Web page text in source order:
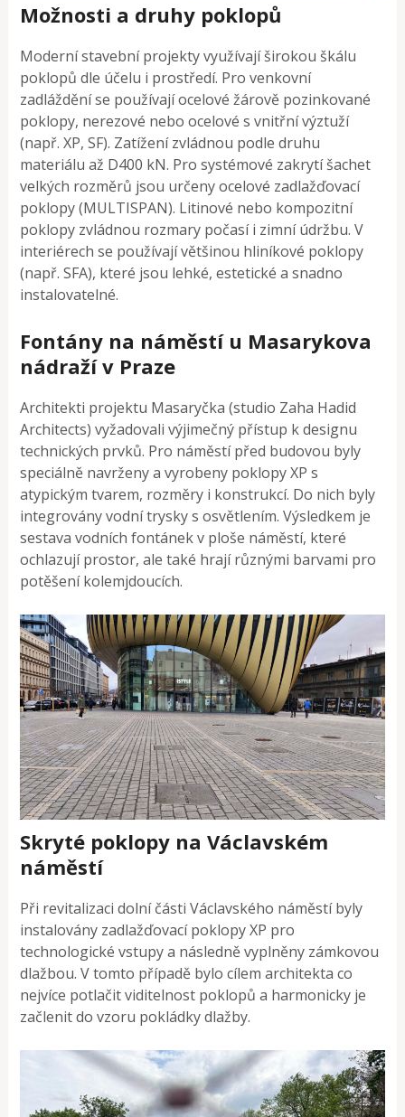
Možnosti a druhy poklopů
Moderní stavební projekty využívají širokou škálu
poklopů dle účelu i prostředí. Pro venkovní
zadláždění se používají ocelové žárově pozinkované
poklopy, nerezové nebo ocelové s vnitřní výztuží
(např. XP, SF). Zatížení zvládnou podle druhu
materiálu až D400 kN. Pro systémové zakrytí šachet
velkých rozměrů jsou určeny ocelové zadlažďovací
poklopy (MULTISPAN). Litinové nebo kompozitní
poklopy zvládnou rozmary počasí i zimní údržbu. V
interiérech se používají většinou hliníkové poklopy
(např. SFA), které jsou lehké, estetické a snadno
instalovatelné.
Fontány na náměstí u Masarykova
nádraží v Praze
Architekti projektu Masaryčka (studio Zaha Hadid
Architects) vyžadovali výjimečný přístup k designu
technických prvků. Pro náměstí před budovou byly
speciálně navrženy a vyrobeny poklopy XP s
atypickým tvarem, rozměry i konstrukcí. Do nich byly
integrovány vodní trysky s osvětlením. Výsledkem je
sestava vodních fontánek v ploše náměstí, které
ochlazují prostor, ale také hrají různými barvami pro
potěšení kolemjdoucích.
Skryté poklopy na Václavském
náměstí
Při revitalizaci dolní části Václavského náměstí byly
instalovány zadlažďovací poklopy XP pro
technologické vstupy a následně vyplněny zámkovou
dlažbou. V tomto případě bylo cílem architekta co
nejvíce potlačit viditelnost poklopů a harmonicky je
začlenit do vzoru pokládky dlažby.